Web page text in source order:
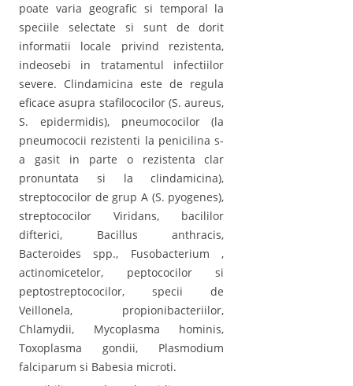
poate varia geografic si temporal la
speciile selectate si sunt de dorit
informatii locale privind rezistenta,
indeosebi in tratamentul infectiilor
severe. Clindamicina este de regula
eficace asupra stafilococilor (S. aureus,
S. epidermidis), pneumococilor (la
pneumococii rezistenti la penicilina s-
a gasit in parte o rezistenta clar
pronuntata si la clindamicina),
streptococilor de grup A (S. pyogenes),
streptococilor Viridans, bacililor
difterici, Bacillus anthracis,
Bacteroides spp., Fusobacterium ,
actinomicetelor, peptococilor si
peptostreptococilor, specii de
Veillonela, propionibacteriilor,
Chlamydii, Mycoplasma hominis,
Toxoplasma gondii, Plasmodium
falciparum si Babesia microti.